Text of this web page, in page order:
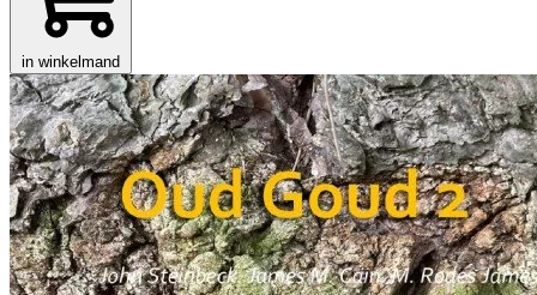
in winkelmand